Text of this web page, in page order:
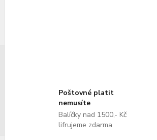
Poštovné platit
nemusíte
Balíčky nad 1500,- Kč
lifrujeme zdarma